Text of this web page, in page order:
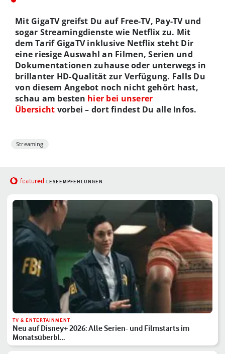
Mit GigaTV greifst Du auf Free-TV, Pay-TV und
sogar Streamingdienste wie Netflix zu. Mit
dem Tarif GigaTV inklusive Netflix steht Dir
eine riesige Auswahl an Filmen, Serien und
Dokumentationen zuhause oder unterwegs in
brillanter HD-Qualität zur Verfügung. Falls Du
von diesem Angebot noch nicht gehört hast,
schau am besten hier bei unserer
Übersicht vorbei – dort findest Du alle Infos.
Streaming
featured LESEEMPFEHLUNGEN
TV & ENTERTAINMENT
Neu auf Disney+ 2026: Alle Serien- und Filmstarts im
Monatsüberbl…